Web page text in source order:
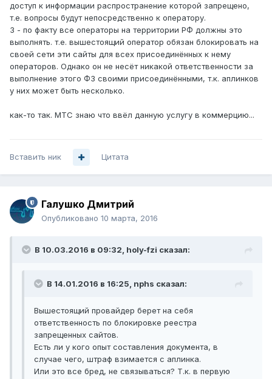
доступ к информации распространение которой запрещено,
т.е. вопросы будут непосредственно к оператору.
3 - по факту все операторы на территории РФ должны это
выполнять. т.е. вышестоящий оператор обязан блокировать на
своей сети эти сайты для всех присоединённых к нему
операторов. Однако он не несёт никакой ответственности за
выполнение этого ФЗ своими присоединёнными, т.к. аплинков
у них может быть несколько.
как-то так. МТС знаю что ввёл данную услугу в коммерцию...
Вставить ник Цитата
Галушко Дмитрий
Опубликовано 10 марта, 2016
В 10.03.2016 в 09:32, holy-fzi сказал:
В 14.01.2016 в 16:25, nphs сказал:
Вышестоящий провайдер берет на себя
ответственность по блокировке реестра
запрещенных сайтов.
Есть ли у кого опыт составления документа, в
случае чего, штраф взимается с аплинка.
Или это все бред, не связываться? Т.к. в первую